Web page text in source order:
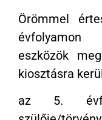
Örömmel
eszközök
kiosztásra
az 5.